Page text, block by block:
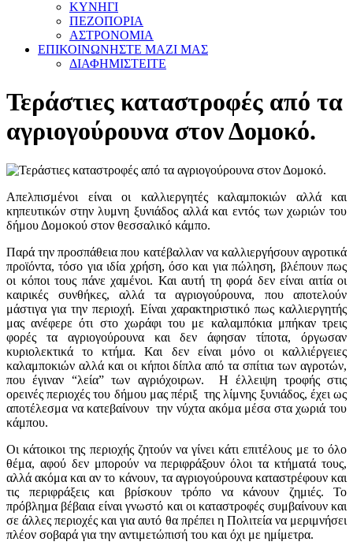
ΚΥΝΗΓΙ
ΠΕΖΟΠΟΡΙΑ
ΑΣΤΡΟΝΟΜΙΑ
ΕΠΙΚΟΙΝΩΝΗΣΤΕ ΜΑΖΙ ΜΑΣ
ΔΙΑΦΗΜΙΣΤΕΙΤΕ
Τεράστιες καταστροφές από τα
αγριογούρουνα στον Δομοκό.
Απελπισμένοι είναι οι καλλιεργητές καλαμποκιών αλλά και
κηπευτικών στην λυμνη ξυνιάδος αλλά και εντός των χωριών του
δήμου Δομοκού στον θεσσαλικό κάμπο.
Παρά την προσπάθεια που κατέβαλλαν να καλλιεργήσουν αγροτικά
προϊόντα, τόσο για ιδία χρήση, όσο και για πώληση, βλέπουν πως
οι κόποι τους πάνε χαμένοι. Και αυτή τη φορά δεν είναι αιτία οι
καιρικές συνθήκες, αλλά τα αγριογούρουνα, που αποτελούν
μάστιγα για την περιοχή. Είναι χαρακτηριστικό πως καλλιεργητής
μας ανέφερε ότι στο χωράφι του με καλαμπόκια μπήκαν τρεις
φορές τα αγριογούρουνα και δεν άφησαν τίποτα, όργωσαν
κυριολεκτικά το κτήμα. Και δεν είναι μόνο οι καλλιέργειες
καλαμποκιών αλλά και οι κήποι δίπλα από τα σπίτια των αγροτών,
που έγιναν “λεία” των αγριόχοιρων. Η έλλειψη τροφής στις
ορεινές περιοχές του δήμου μας πέριξ της λίμνης ξυνιάδος, έχει ως
αποτέλεσμα να κατεβαίνουν την νύχτα ακόμα μέσα στα χωριά του
κάμπου.
Οι κάτοικοι της περιοχής ζητούν να γίνει κάτι επιτέλους με το όλο
θέμα, αφού δεν μπορούν να περιφράξουν όλοι τα κτήματά τους,
αλλά ακόμα και αν το κάνουν, τα αγριογούρουνα καταστρέφουν και
τις περιφράξεις και βρίσκουν τρόπο να κάνουν ζημιές. Το
πρόβλημα βέβαια είναι γνωστό και οι καταστροφές συμβαίνουν και
σε άλλες περιοχές και για αυτό θα πρέπει η Πολιτεία να μεριμνήσει
πλέον σοβαρά για την αντιμετώπισή του και όχι με ημίμετρα.